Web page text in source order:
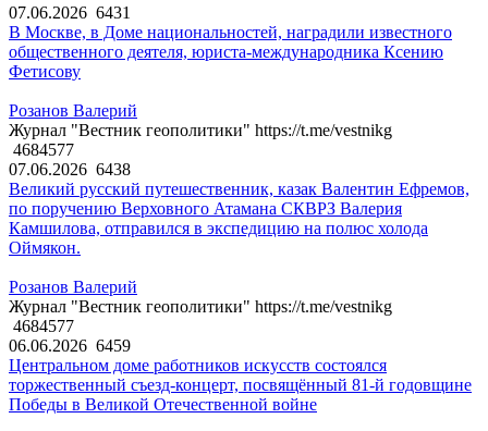
07.06.2026 6431
В Москве, в Доме национальностей, наградили известного
общественного деятеля, юриста-международника Ксению
Фетисову
Розанов Валерий
Журнал "Вестник геополитики" https://t.me/vestnikg
4684577
07.06.2026 6438
Великий русский путешественник, казак Валентин Ефремов,
по поручению Верховного Атамана СКВРЗ Валерия
Камшилова, отправился в экспедицию на полюс холода
Оймякон.
Розанов Валерий
Журнал "Вестник геополитики" https://t.me/vestnikg
4684577
06.06.2026 6459
Центральном доме работников искусств состоялся
торжественный съезд-концерт, посвящённый 81-й годовщине
Победы в Великой Отечественной войне